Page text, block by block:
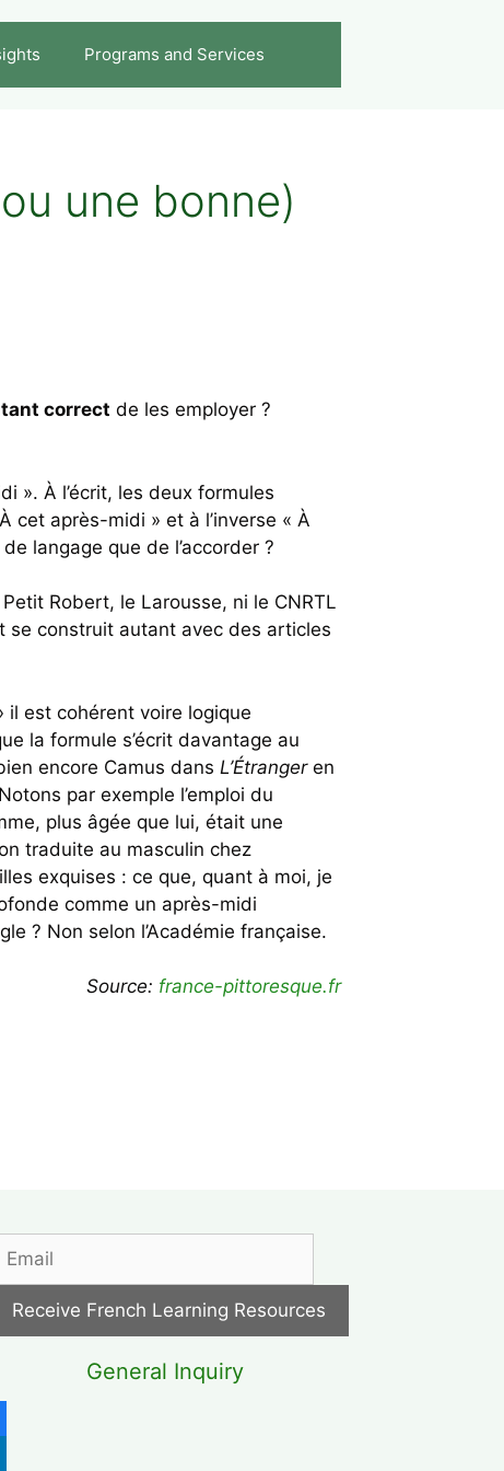
Programs and Services
une bonne)
correct de les employer ?
». À l’écrit, les deux formules
cet après-midi » et à l’inverse « À
langage que de l’accorder ?
Robert, le Larousse, ni le CNRTL
construit autant avec des articles
il est cohérent voire logique
la formule s’écrit davantage au
encore Camus dans L’Étrangeren
par exemple l’emploi du
plus âgée que lui, était une
traduite au masculin chez
exquises : ce que, quant à moi, je
comme un après-midi
? Non selon l’Académie française.
Source: france-pittoresque.fr
General Inquiry